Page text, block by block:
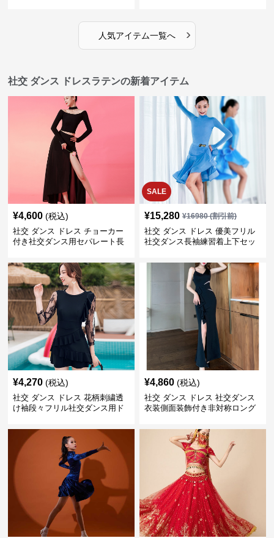
人気アイテム一覧へ ›
社交 ダンス ドレスラテンの新着アイテム
¥4,600 (税込)
社交 ダンス ドレス チョーカー
付き社交ダンス用セパレート長
SALE
¥15,280 ¥16980(割引前)
社交 ダンス ドレス 優美フリル
社交ダンス長袖練習着上下セッ
¥4,270 (税込)
社交 ダンス ドレス 花柄刺繍透
け袖段々フリル社交ダンス用ド
¥4,860 (税込)
社交 ダンス ドレス 社交ダンス
衣装側面装飾付き非対称ロング